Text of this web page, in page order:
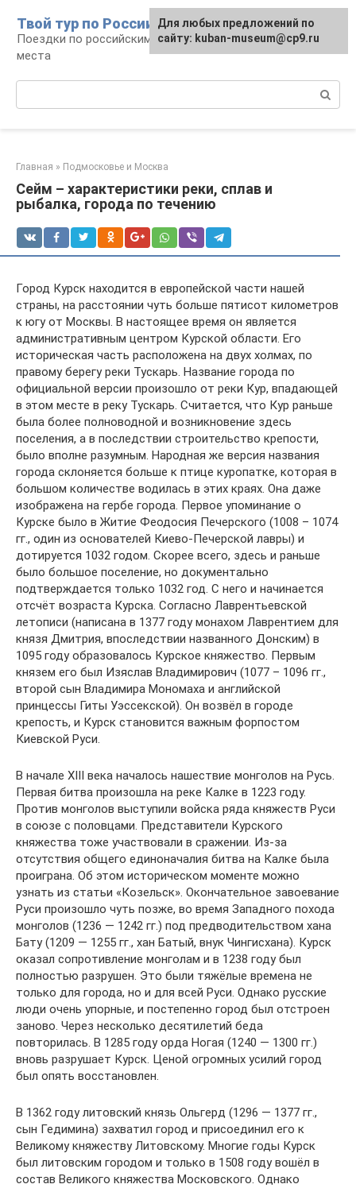
контенту
Твой тур по России
Поездки по российским городам, маршруты и
места
Главная » Подмосковье и Москва
Сейм – характеристики реки, сплав и
рыбалка, города по течению
Город Курск находится в европейской части нашей
страны, на расстоянии чуть больше пятисот километров
к югу от Москвы. В настоящее время он является
административным центром Курской области. Его
историческая часть расположена на двух холмах, по
правому берегу реки Тускарь. Название города по
официальной версии произошло от реки Кур, впадающей
в этом месте в реку Тускарь. Считается, что Кур раньше
была более полноводной и возникновение здесь
поселения, а в последствии строительство крепости,
было вполне разумным. Народная же версия названия
города склоняется больше к птице куропатке, которая в
большом количестве водилась в этих краях. Она даже
изображена на гербе города. Первое упоминание о
Курске было в Житие Феодосия Печерского (1008 – 1074
гг., один из основателей Киево-Печерской лавры) и
дотируется 1032 годом. Скорее всего, здесь и раньше
было большое поселение, но документально
подтверждается только 1032 год. С него и начинается
отсчёт возраста Курска. Согласно Лаврентьевской
летописи (написана в 1377 году монахом Лаврентием для
князя Дмитрия, впоследствии названного Донским) в
1095 году образовалось Курское княжество. Первым
князем его был Изяслав Владимирович (1077 – 1096 гг.,
второй сын Владимира Мономаха и английской
принцессы Гиты Уэссекской). Он возвёл в городе
крепость, и Курск становится важным форпостом
Киевской Руси.
В начале XIII века началось нашествие монголов на Русь.
Первая битва произошла на реке Калке в 1223 году.
Против монголов выступили войска ряда княжеств Руси
в союзе с половцами. Представители Курского
княжества тоже участвовали в сражении. Из-за
отсутствия общего единоначалия битва на Калке была
проиграна. Об этом историческом моменте можно
узнать из статьи «Козельск». Окончательное завоевание
Руси произошло чуть позже, во время Западного похода
монголов (1236 — 1242 гг.) под предводительством хана
Бату (1209 — 1255 гг., хан Батый, внук Чингисхана). Курск
оказал сопротивление монголам и в 1238 году был
полностью разрушен. Это были тяжёлые времена не
только для города, но и для всей Руси. Однако русские
люди очень упорные, и постепенно город был отстроен
заново. Через несколько десятилетий беда
повторилась. В 1285 году орда Ногая (1240 — 1300 гг.)
вновь разрушает Курск. Ценой огромных усилий город
был опять восстановлен.
В 1362 году литовский князь Ольгерд (1296 — 1377 гг.,
сын Гедимина) захватил город и присоединил его к
Великому княжеству Литовскому. Многие годы Курск
был литовским городом и только в 1508 году вошёл в
состав Великого княжества Московского. Однако
Для любых предложений по
сайту: kuban-museum@cp9.ru